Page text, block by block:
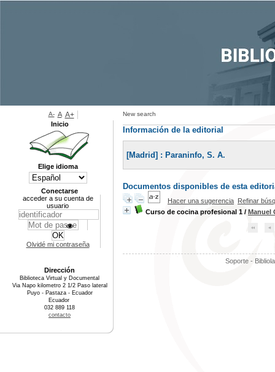
New search
Información de la editorial
[Madrid] : Paraninfo, S. A.
Documentos disponibles de esta
Hacer una sugerencia Refinar
Curso de cocina profesional 1 / Manuel
Soporte -
A- A A+
Inicio
Elige idioma
Conectarse
acceder a su cuenta de
usuario
Olvidé mi contraseña
Dirección
Biblioteca Virtual y Documental
Via Napo kilometro 2 1/2 Paso lateral
Puyo - Pastaza - Ecuador
Ecuador
032 889 118
contacto